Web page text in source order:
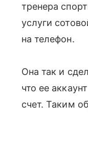
тренера
услуги
на телефон.
Она так и
что ее
счет. Таким